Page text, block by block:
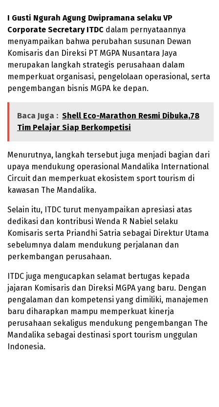
I Gusti Ngurah Agung Dwipramana selaku VP
Corporate Secretary ITDC dalam pernyataannya
menyampaikan bahwa perubahan susunan Dewan
Komisaris dan Direksi PT MGPA Nusantara Jaya
merupakan langkah strategis perusahaan dalam
memperkuat organisasi, pengelolaan operasional, serta
pengembangan bisnis MGPA ke depan.
Baca Juga : Shell Eco-Marathon Resmi Dibuka,78
Tim Pelajar Siap Berkompetisi
Menurutnya, langkah tersebut juga menjadi bagian dari
upaya mendukung operasional Mandalika International
Circuit dan memperkuat ekosistem sport tourism di
kawasan The Mandalika.
Selain itu, ITDC turut menyampaikan apresiasi atas
dedikasi dan kontribusi Wenda R Nabiel selaku
Komisaris serta Priandhi Satria sebagai Direktur Utama
sebelumnya dalam mendukung perjalanan dan
perkembangan perusahaan.
ITDC juga mengucapkan selamat bertugas kepada
jajaran Komisaris dan Direksi MGPA yang baru. Dengan
pengalaman dan kompetensi yang dimiliki, manajemen
baru diharapkan mampu memperkuat kinerja
perusahaan sekaligus mendukung pengembangan The
Mandalika sebagai destinasi sport tourism unggulan
Indonesia.